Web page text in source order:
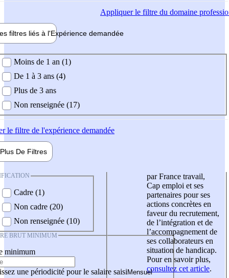
Appliquerle filtre du domaine
filtres liés à l'Expérience demandée
demandée
Moins de 1 an (1)
De 1 à 3 ans (4)
Plus de 3 ans
Non renseignée (17)
le filtre de l'expérience demandée
Plus De Filtres
Cadre (1)
Non cadre (20)
Non renseignée (10)
BRUT MINIMUM
minimum
une périodicité pour le salaire saisi
par France travail,
Cap emploi et ses
partenaires pour ses
actions concrètes en
faveur du recrutement,
de l’intégration et de
l’accompagnement de
ses collaborateurs en
situation de handicap.
Pour en savoir plus,
consultez cet article.